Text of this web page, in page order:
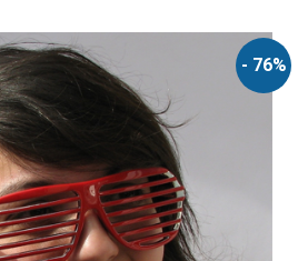
- 76%